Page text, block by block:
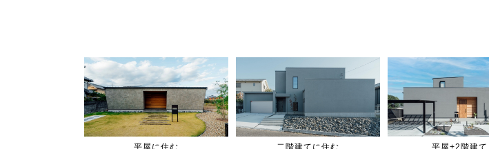
平屋に住む 二階建てに住む 平屋+2階建て